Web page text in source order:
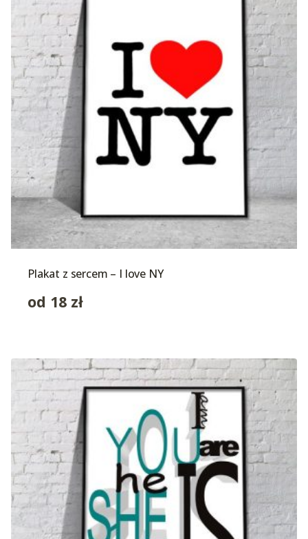
Plakat z sercem – I love NY
od 18 zł